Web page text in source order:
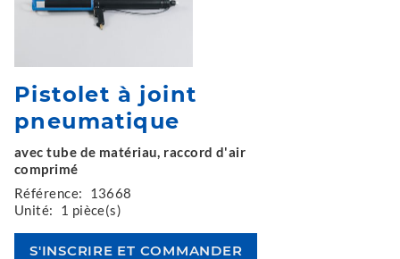
Pistolet à joint
pneumatique
avec tube de matériau, raccord d'air
comprimé
Référence:
13668
Unité:
1 pièce(s)